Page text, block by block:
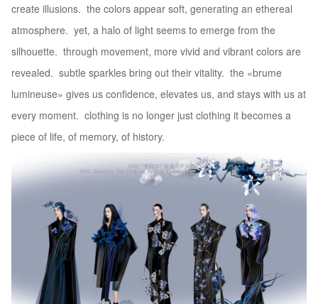
create illusions. the colors appear soft, generating an ethereal
atmosphere. yet, a halo of light seems to emerge from the
silhouette. through movement, more vivid and vibrant colors are
revealed. subtle sparkles bring out their vitality. the «brume
lumineuse» gives us conﬁdence, elevates us, and stays with us at
every moment. clothing is no longer just clothing it becomes a
piece of life, of memory, of history.